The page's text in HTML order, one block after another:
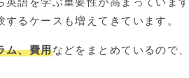
るケースも増えてきています。
ム、費用などをまとめているので、